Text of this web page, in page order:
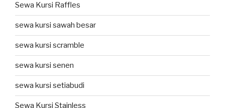
Sewa Kursi Raffles
sewa kursi sawah besar
sewa kursi scramble
sewa kursi senen
sewa kursi setiabudi
Sewa Kursi Stainless